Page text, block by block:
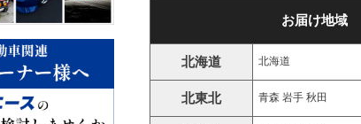
お届け地域
北海道 北海道
北東北 青森 岩手 秋田